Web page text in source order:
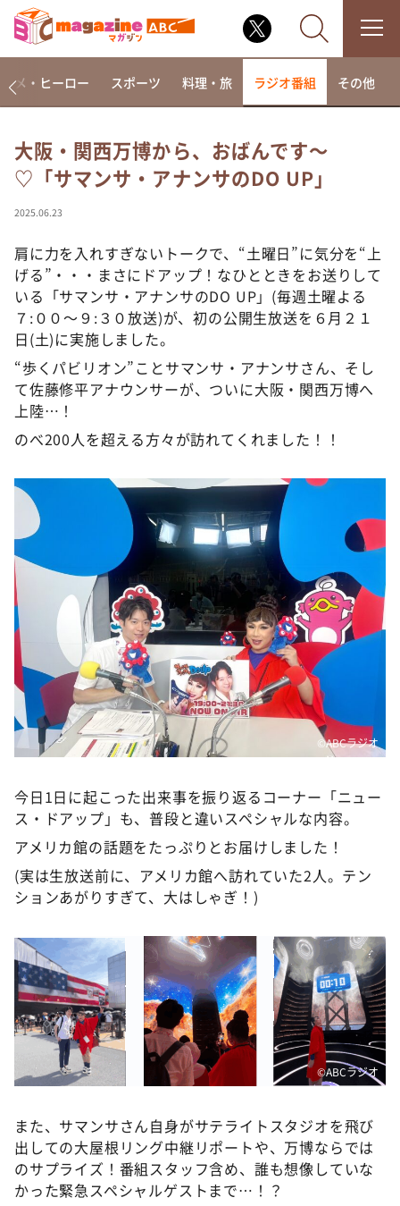
なるみ・岡村の過ぎるTV
相席食堂
～人生密着トークバラエティ！～ やすとものいたっ
て真剣です
探偵！ナイトスクープ
news おかえり
河合＆A.B.C-Z塚田×福井アナ「なんでやねん！？」
（news おかえり）
DAIGOも台所 ～きょうの献立 何にする？～
本日はダイアンなり！シーズン２
教えて！ニュースライブ 正義のミカタ
ＬＩＦＥ～夢のカタチ～
新婚さんいらっしゃい！
ポツンと一軒家
ザキ山小屋本館
ぺこぱのまるスポ
アナ回覧板
メ・ヒーロー スポーツ 料理・旅 ラジオ番組 その他
大阪・関西万博から、おばんです～
♡「サマンサ・アナンサのDO UP」
2025.06.23
肩に力を入れすぎないトークで、“土曜日”に気分を“上
げる”・・・まさにドアップ！なひとときをお送りして
いる「サマンサ・アナンサのDO UP」(毎週土曜よる
７:００〜９:３０放送)が、初の公開生放送を６月２１
日(土)に実施しました。
“歩くパビリオン”ことサマンサ・アナンサさん、そし
て佐藤修平アナウンサーが、ついに大阪・関西万博へ
上陸…！
のべ200人を超える方々が訪れてくれました！！
©️ABCラジオ
今日1日に起こった出来事を振り返るコーナー「ニュー
ス・ドアップ」も、普段と違いスペシャルな内容。
アメリカ館の話題をたっぷりとお届けしました！
(実は生放送前に、アメリカ館へ訪れていた2人。テン
ションあがりすぎて、大はしゃぎ！)
©️ABCラジオ
また、サマンサさん自身がサテライトスタジオを飛び
出しての大屋根リング中継リポートや、万博ならでは
のサプライズ！番組スタッフ含め、誰も想像していな
かった緊急スペシャルゲストまで…！？